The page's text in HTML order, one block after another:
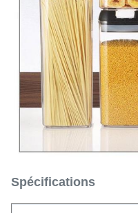
Spécifications